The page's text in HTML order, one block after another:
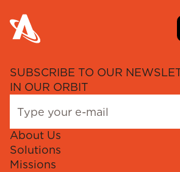
SUBSCRIBE TO OUR
IN OUR ORBIT
About Us
Solutions
Missions